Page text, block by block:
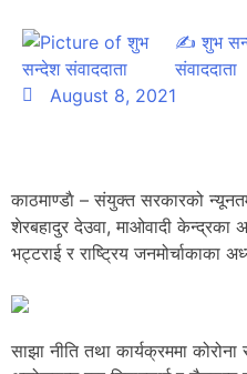
✍ शुभ
संवाददाता
August 8, 2021
काठमाण्डाै – संयुक्त सरकारको
शेरबहादुर देउवा, माओवादी केन्द्रका
भट्टराई र राष्ट्रिय जनमोर्चाकाका
साझा नीति तथा कार्यक्रममा